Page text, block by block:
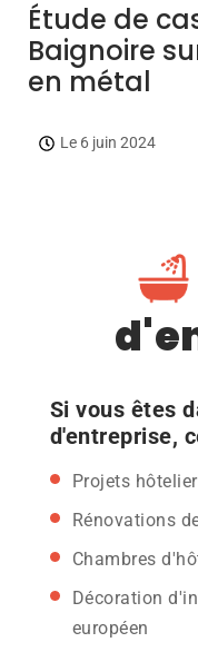
IT
Étude de
Baignoire
en métal
Le 6 juin 2024
Si vous êtes
d'entreprise,
Projets
Rénovations
Chambres
Décoration
européen